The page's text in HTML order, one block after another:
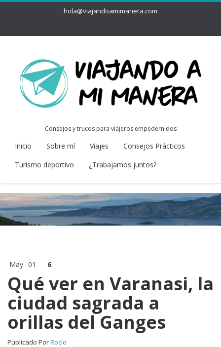
hola@viajandoamimanera.com
Consejos y trucos para viajeros empedernidos
Inicio Sobre mí Viajes
Consejos Prácticos
Turismo deportivo
¿Trabajamos juntos?
May 01 6
Qué ver en Varanasi, la
ciudad sagrada a
orillas del Ganges
Publicado PorRocío